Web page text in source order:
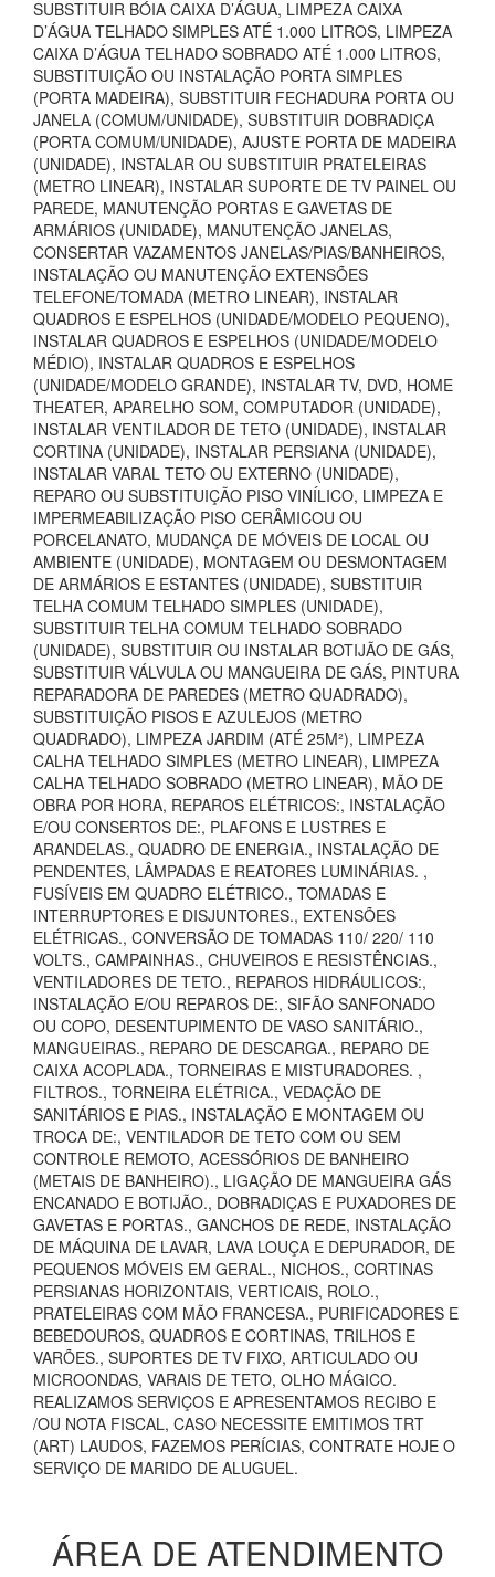
SUBSTITUIR BÓIA CAIXA D’ÁGUA, LIMPEZA CAIXA
D’ÁGUA TELHADO SIMPLES ATÉ 1.000 LITROS, LIMPEZA
CAIXA D’ÁGUA TELHADO SOBRADO ATÉ 1.000 LITROS,
SUBSTITUIÇÃO OU INSTALAÇÃO PORTA SIMPLES
(PORTA MADEIRA), SUBSTITUIR FECHADURA PORTA OU
JANELA (COMUM/UNIDADE), SUBSTITUIR DOBRADIÇA
(PORTA COMUM/UNIDADE), AJUSTE PORTA DE MADEIRA
(UNIDADE), INSTALAR OU SUBSTITUIR PRATELEIRAS
(METRO LINEAR), INSTALAR SUPORTE DE TV PAINEL OU
PAREDE, MANUTENÇÃO PORTAS E GAVETAS DE
ARMÁRIOS (UNIDADE), MANUTENÇÃO JANELAS,
CONSERTAR VAZAMENTOS JANELAS/PIAS/BANHEIROS,
INSTALAÇÃO OU MANUTENÇÃO EXTENSÕES
TELEFONE/TOMADA (METRO LINEAR), INSTALAR
QUADROS E ESPELHOS (UNIDADE/MODELO PEQUENO),
INSTALAR QUADROS E ESPELHOS (UNIDADE/MODELO
MÉDIO), INSTALAR QUADROS E ESPELHOS
(UNIDADE/MODELO GRANDE), INSTALAR TV, DVD, HOME
THEATER, APARELHO SOM, COMPUTADOR (UNIDADE),
INSTALAR VENTILADOR DE TETO (UNIDADE), INSTALAR
CORTINA (UNIDADE), INSTALAR PERSIANA (UNIDADE),
INSTALAR VARAL TETO OU EXTERNO (UNIDADE),
REPARO OU SUBSTITUIÇÃO PISO VINÍLICO, LIMPEZA E
IMPERMEABILIZAÇÃO PISO CERÂMICOU OU
PORCELANATO, MUDANÇA DE MÓVEIS DE LOCAL OU
AMBIENTE (UNIDADE), MONTAGEM OU DESMONTAGEM
DE ARMÁRIOS E ESTANTES (UNIDADE), SUBSTITUIR
TELHA COMUM TELHADO SIMPLES (UNIDADE),
SUBSTITUIR TELHA COMUM TELHADO SOBRADO
(UNIDADE), SUBSTITUIR OU INSTALAR BOTIJÃO DE GÁS,
SUBSTITUIR VÁLVULA OU MANGUEIRA DE GÁS, PINTURA
REPARADORA DE PAREDES (METRO QUADRADO),
SUBSTITUIÇÃO PISOS E AZULEJOS (METRO
QUADRADO), LIMPEZA JARDIM (ATÉ 25M²), LIMPEZA
CALHA TELHADO SIMPLES (METRO LINEAR), LIMPEZA
CALHA TELHADO SOBRADO (METRO LINEAR), MÃO DE
OBRA POR HORA, REPAROS ELÉTRICOS:, INSTALAÇÃO
E/OU CONSERTOS DE:, PLAFONS E LUSTRES E
ARANDELAS., QUADRO DE ENERGIA., INSTALAÇÃO DE
PENDENTES, LÂMPADAS E REATORES LUMINÁRIAS. ,
FUSÍVEIS EM QUADRO ELÉTRICO., TOMADAS E
INTERRUPTORES E DISJUNTORES., EXTENSÕES
ELÉTRICAS., CONVERSÃO DE TOMADAS 110/ 220/ 110
VOLTS., CAMPAINHAS., CHUVEIROS E RESISTÊNCIAS.,
VENTILADORES DE TETO., REPAROS HIDRÁULICOS:,
INSTALAÇÃO E/OU REPAROS DE:, SIFÃO SANFONADO
OU COPO, DESENTUPIMENTO DE VASO SANITÁRIO.,
MANGUEIRAS., REPARO DE DESCARGA., REPARO DE
CAIXA ACOPLADA., TORNEIRAS E MISTURADORES. ,
FILTROS., TORNEIRA ELÉTRICA., VEDAÇÃO DE
SANITÁRIOS E PIAS., INSTALAÇÃO E MONTAGEM OU
TROCA DE:, VENTILADOR DE TETO COM OU SEM
CONTROLE REMOTO, ACESSÓRIOS DE BANHEIRO
(METAIS DE BANHEIRO)., LIGAÇÃO DE MANGUEIRA GÁS
ENCANADO E BOTIJÃO., DOBRADIÇAS E PUXADORES DE
GAVETAS E PORTAS., GANCHOS DE REDE, INSTALAÇÃO
DE MÁQUINA DE LAVAR, LAVA LOUÇA E DEPURADOR, DE
PEQUENOS MÓVEIS EM GERAL., NICHOS., CORTINAS
PERSIANAS HORIZONTAIS, VERTICAIS, ROLO.,
PRATELEIRAS COM MÃO FRANCESA., PURIFICADORES E
BEBEDOUROS, QUADROS E CORTINAS, TRILHOS E
VARÕES., SUPORTES DE TV FIXO, ARTICULADO OU
MICROONDAS, VARAIS DE TETO, OLHO MÁGICO.
REALIZAMOS SERVIÇOS E APRESENTAMOS RECIBO E
/OU NOTA FISCAL, CASO NECESSITE EMITIMOS TRT
(ART) LAUDOS, FAZEMOS PERÍCIAS, CONTRATE HOJE O
SERVIÇO DE MARIDO DE ALUGUEL.
ÁREA DE ATENDIMENTO